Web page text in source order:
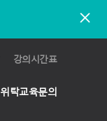
강의시간표
위탁교육문의